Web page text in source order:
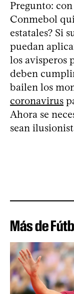
Pregunto:
Conmebol
estatales? Si
puedan
los avisperos
deben
bailen los
coronavirus
Ahora se
sean
Más de